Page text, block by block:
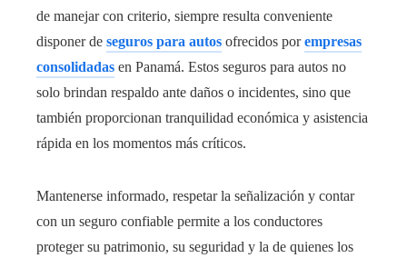
de manejar con criterio, siempre resulta conveniente
disponer de seguros para autos ofrecidos porempresas
consolidadas en Panamá. Estos seguros para autos no
solo brindan respaldo ante daños o incidentes, sino que
también proporcionan tranquilidad económica y asistencia
rápida en los momentos más críticos.
Mantenerse informado, respetar la señalización y contar
con un seguro confiable permite a los conductores
proteger su patrimonio, su seguridad y la de quienes los